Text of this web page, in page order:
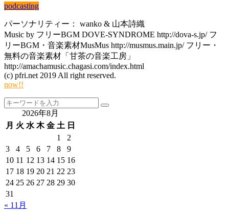
podcasting
パーソナリティー： wanko & 山本詩織
Music by フリーBGM DOVE-SYNDROME http://dova-s.jp/ フ
リーBGM・音楽素材MusMus http://musmus.main.jp/ フリー・
無料の音楽素材「甘茶の音楽工房」
http://amachamusic.chagasi.com/index.html
(c) pfri.net 2019 All right reserved.
now!!
2026年8月
月 火 水 木 金 土 日
1
2
3
4 5 6 7 8
9
10 11 12 13 14 15 16
17 18 19 20 21 22 23
24 25 26 27 28 29 30
31
« 11月